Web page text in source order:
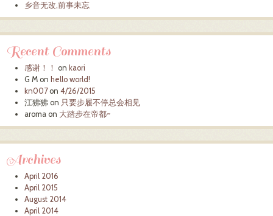
乡音无改,前事未忘
Recent Comments
感谢！！ on kaori
G M on hello world!
kn007on 4/26/2015
江狒狒 on 只要步履不停总会相见
aroma on 大踏步在帝都~
Archives
April 2016
April 2015
August 2014
April 2014